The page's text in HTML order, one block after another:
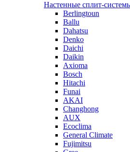
Настенные сплит-
Berlingtoun
Ballu
Dahatsu
Denko
Daichi
Daikin
Axioma
Bosch
Hitachi
Funai
AKAI
Changhong
AUX
Ecoclima
General Climate
Fujimitsu